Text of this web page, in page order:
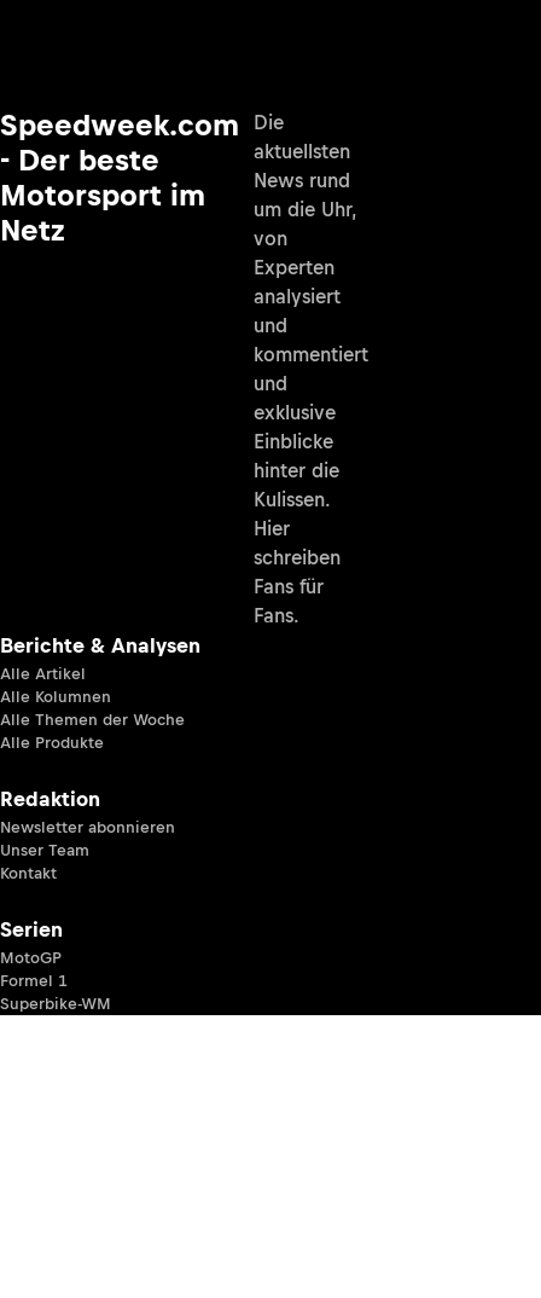
Speedweek.com
- Der beste
Motorsport im
Netz
Die
aktuellsten
News rund
um die Uhr,
von
Experten
analysiert
und
kommentiert
und
exklusive
Einblicke
hinter die
Kulissen.
Hier
schreiben
Fans für
Fans.
Berichte & Analysen
Alle Artikel
Alle Kolumnen
Alle Themen der Woche
Alle Produkte
Redaktion
Newsletter abonnieren
Unser Team
Kontakt
Serien
MotoGP
Formel 1
Superbike-WM